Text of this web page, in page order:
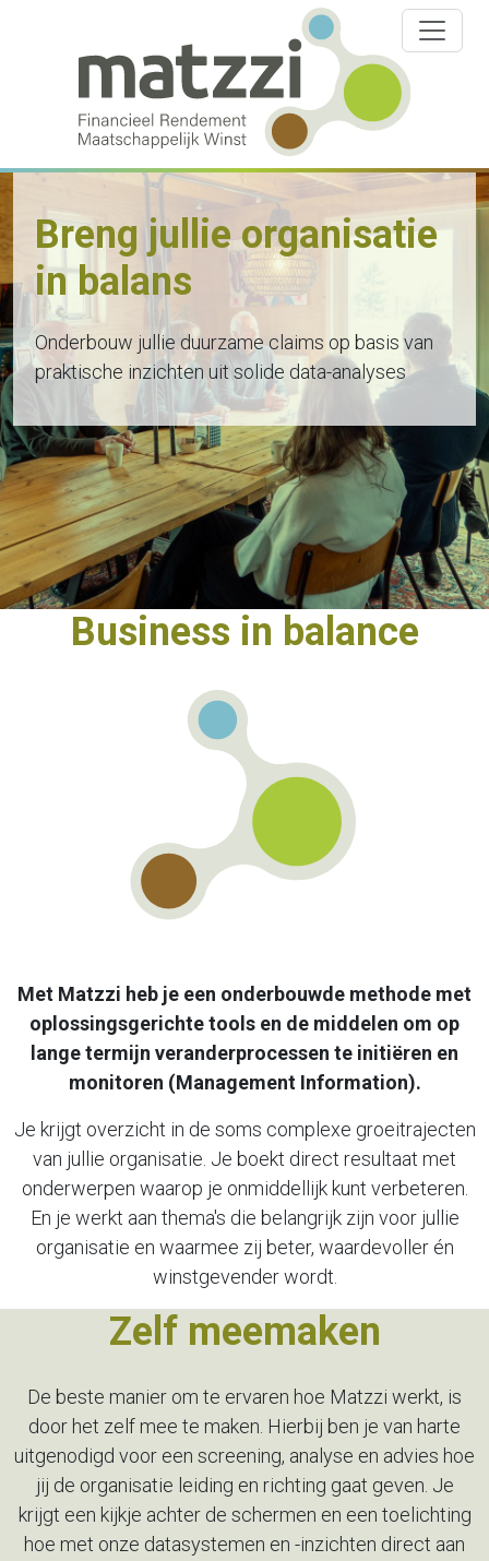
Breng jullie organisatie
in balans
Onderbouw jullie duurzame claims op basis van
praktische inzichten uit solide data-analyses
Business in balance
Met Matzzi heb je een onderbouwde methode met
oplossingsgerichte tools en de middelen om op
lange termijn veranderprocessen te initiëren en
monitoren (Management Information).
Je krijgt overzicht in de soms complexe groeitrajecten
van jullie organisatie. Je boekt direct resultaat met
onderwerpen waarop je onmiddellijk kunt verbeteren.
En je werkt aan thema's die belangrijk zijn voor jullie
organisatie en waarmee zij beter, waardevoller én
winstgevender wordt.
Zelf meemaken
De beste manier om te ervaren hoe Matzzi werkt, is
door het zelf mee te maken. Hierbij ben je van harte
uitgenodigd voor een screening, analyse en advies hoe
jij de organisatie leiding en richting gaat geven. Je
krijgt een kijkje achter de schermen en een toelichting
hoe met onze datasystemen en -inzichten direct aan